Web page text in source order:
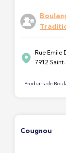
Rue Emile
7912
Produits de
Cougnou